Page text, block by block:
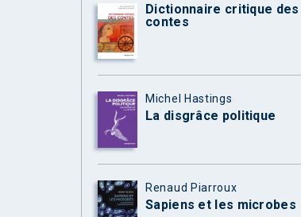
Dictionnaire critique des
contes
Michel Hastings
La disgrâce politique
Renaud Piarroux
Sapiens et les microbes